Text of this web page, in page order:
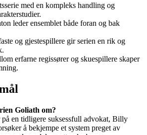
med en kompleks handling og
leder ensemblet både foran og bak
og gjestespillere gir serien en rik og
erfarne regissører og skuespillere skaper
Goliath om?
på en tidligere suksessfull advokat, Billy
å bekjempe et system preget av